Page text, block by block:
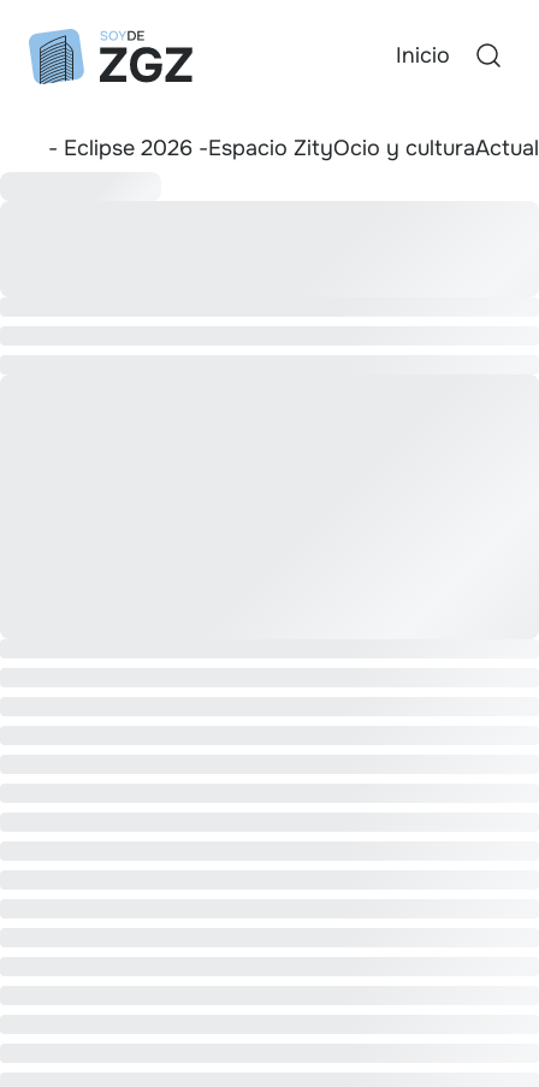
Inicio
- Eclipse 2026 -Espacio ZityOcio y cultura